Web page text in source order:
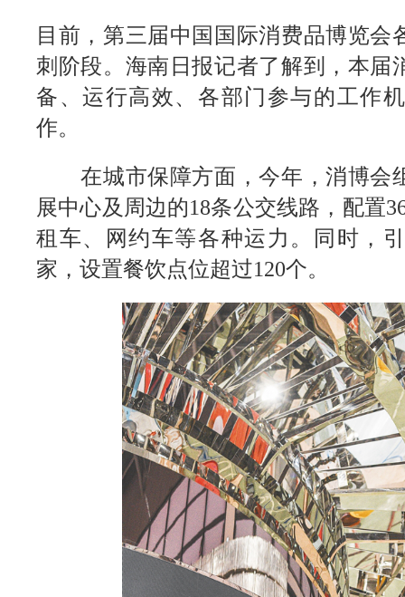
目前，第三届中国国际消费品博览会
刺阶段。海南日报记者了解到，本届
备、运行高效、各部门参与的工作
作。
在城市保障方面，今年，消博会
展中心及周边的18条公交线路，配置
租车、网约车等各种运力。同时，
家，设置餐饮点位超过120个。